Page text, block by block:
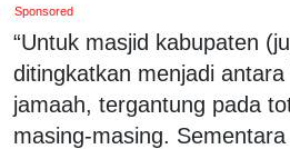
Sponsored
“Untuk masjid kabupaten
ditingkatkan menjadi
jamaah, tergantung pada
masing-masing. Sementara